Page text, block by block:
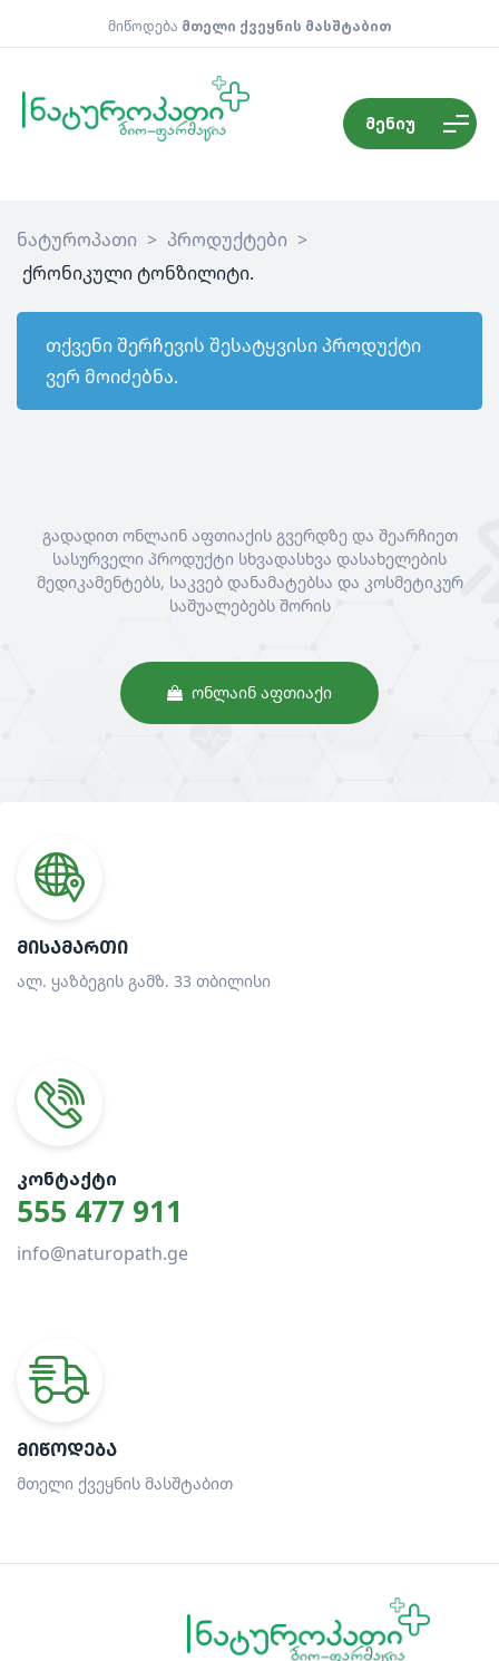
მიწოდება მთელი ქვეყნის მასშტაბით
მენიუ
ნატუროპათი > პროდუქტები >
ქრონიკული ტონზილიტი.
თქვენი შერჩევის შესატყვისი პროდუქტი
ვერ მოიძებნა.
გადადით ონლაინ აფთიაქის გვერდზე და შეარჩიეთ
სასურველი პროდუქტი სხვადასხვა დასახელების
მედიკამენტებს, საკვებ დანამატებსა და კოსმეტიკურ
საშუალებებს შორის
ᲝᲜᲚᲐᲘᲜ ᲐᲤᲗᲘᲐᲥᲘ
ᲛᲘᲡᲐᲛᲐᲠᲗᲘ
ალ. ყაზბეგის გამზ. 33 თბილისი
ᲙᲝᲜᲢᲐᲥᲢᲘ
555 477 911
info@naturopath.ge
ᲛᲘᲬᲝᲓᲔᲑᲐ
მთელი ქვეყნის მასშტაბით